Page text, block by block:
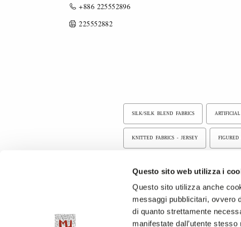
Questo sito web utilizza i
Questo sito utilizza anche
messaggi pubblicitari, ovvero
di quanto strettamente
manifestate dall’utente
+886 225552896
225552882
SILK/SILK BLEND FABRICS
KNITTED FABRICS - JERSEY FIGURED
YARN DYED FABRICS WOOL, WOOL